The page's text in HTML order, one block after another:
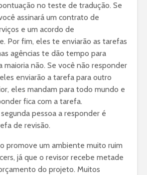
no teste de tradução. Se
assinará um contrato de
e um acordo de
Por fim, eles te enviarão as tarefas
agências te dão tempo para
maioria não. Se você não responder
enviarão a tarefa para outro
eles mandam para todo mundo e
fica com a tarefa.
pessoa a responder é
de revisão.
promove um ambiente muito ruim
já que o revisor recebe metade
do projeto. Muitos